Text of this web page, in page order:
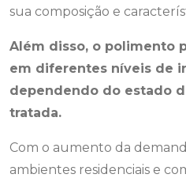
sua composição e
Além disso, o polimento
em diferentes níveis de
dependendo do estado
tratada.
Com o aumento da
ambientes residenciais e